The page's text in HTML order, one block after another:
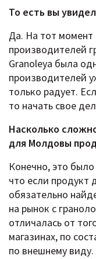
То есть вы
Да. На тот
производителей
Granoleya была
производителей
только радует.
то начать свое
Насколько
для Молдовы
Конечно, это
что если продукт
обязательно
на рынок с
отличалась от
магазинах, по
по внешнему